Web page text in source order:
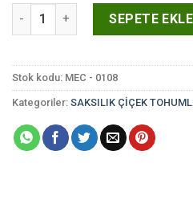
ASLAN AĞZI SAKSILIK (10SEPETE EKLE
Stok kodu: MEC - 0108
Kategoriler: SAKSILIK ÇİÇEK